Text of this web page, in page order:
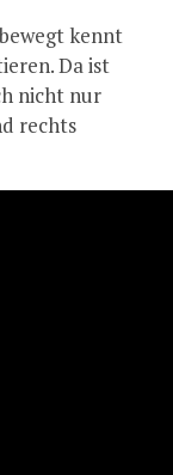
kennt
Da ist
nicht nur
rechts